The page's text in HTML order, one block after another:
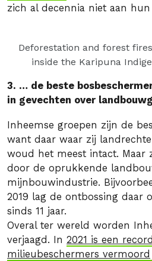
zich al decennia niet aan hun
Deforestation and forest
inside the Karipuna
3. … de beste
in gevechten over
Inheemse groepen zijn de
want daar waar zij
woud het meest intact. Maar
door de oprukkende
mijnbouwindustrie.
2019 lag de ontbossing daar
sinds 11 jaar.
Overal ter wereld worden
verjaagd. In 2021 is een
milieubeschermers vermoord